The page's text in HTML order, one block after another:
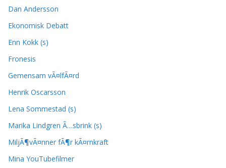
Dan Andersson
Ekonomisk Debatt
Enn Kokk (s)
Fronesis
Gemensam vÃ¤lfÃ¤rd
Henrik Oscarsson
Lena Sommestad (s)
Marika Lindgren Ã…sbrink (s)
MiljÃ¶vÃ¤nner fÃ¶r kÃ¤rnkraft
Mina YouTubefilmer